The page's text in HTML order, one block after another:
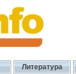
Литература